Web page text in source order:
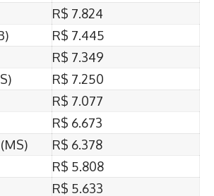
R$ 7.824
R$ 7.445
R$ 7.349
R$ 7.250
R$ 7.077
R$ 6.673
R$ 6.378
R$ 5.808
R$ 5.633